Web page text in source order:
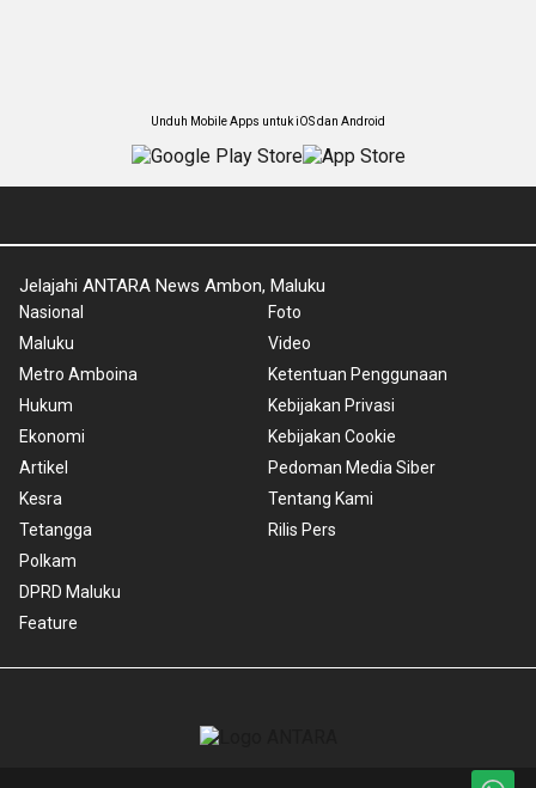
Unduh Mobile Apps untuk iOS dan Android
Jelajahi ANTARA News Ambon, Maluku
Nasional
Maluku
Metro Amboina
Hukum
Ekonomi
Artikel
Kesra
Tetangga
Polkam
DPRD Maluku
Feature
Foto
Video
Ketentuan Penggunaan
Kebijakan Privasi
Kebijakan Cookie
Pedoman Media Siber
Tentang Kami
Rilis Pers